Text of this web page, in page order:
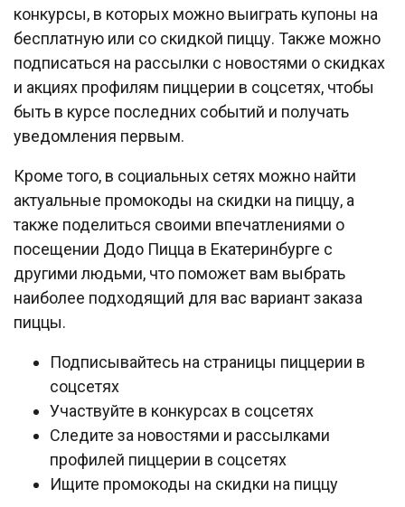
конкурсы, в которых можно выиграть купоны на
бесплатную или со скидкой пиццу. Также можно
подписаться на рассылки с новостями о скидках
и акциях профилям пиццерии в соцсетях, чтобы
быть в курсе последних событий и получать
уведомления первым.
Кроме того, в социальных сетях можно найти
актуальные промокоды на скидки на пиццу, а
также поделиться своими впечатлениями о
посещении Додо Пицца в Екатеринбурге с
другими людьми, что поможет вам выбрать
наиболее подходящий для вас вариант заказа
пиццы.
Подписывайтесь на страницы пиццерии в
соцсетях
Участвуйте в конкурсах в соцсетях
Следите за новостями и рассылками
профилей пиццерии в соцсетях
Ищите промокоды на скидки на пиццу